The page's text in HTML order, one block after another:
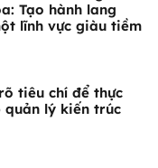
Tạo hành lang
lĩnh vực giàu tiềm
tiêu chí để thực
quản lý kiến trúc